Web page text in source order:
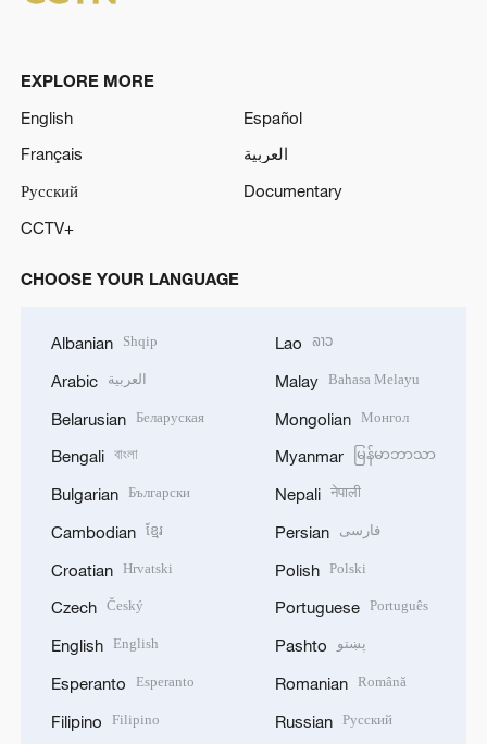
EXPLORE MORE
English
Español
Français
العربية
Русский
Documentary
CCTV+
CHOOSE YOUR LANGUAGE
Albanian Shqip
Arabic العربية
Belarusian Беларуская
Bengali বাংলা
Bulgarian Български
Cambodian ខ្មែរ
Croatian Hrvatski
Czech Český
English English
Esperanto Esperanto
Filipino Filipino
Lao ລາວ
Malay Bahasa Melayu
Mongolian Монгол
Myanmar မြန်မာဘာသာ
Nepali नेपाली
Persian فارسی
Polish Polski
Portuguese Português
Pashto پښتو
Romanian Română
Russian Русский